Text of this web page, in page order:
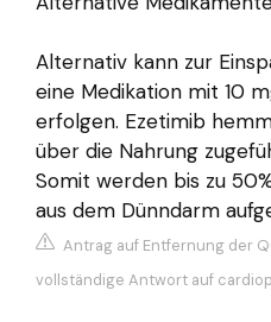
Alternativ kann zur
eine Medikation mit 10
erfolgen. Ezetimib
über die Nahrung
Somit werden bis zu
aus dem Dünndarm
Antrag auf Entfernung der
vollständige Antwort auf